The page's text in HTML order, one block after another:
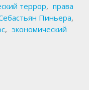
террор, права
Пиньера,
, экономический